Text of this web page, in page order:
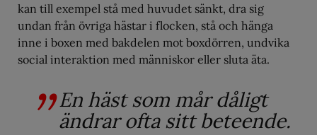
kan till exempel stå med huvudet sänkt, dra sig
undan från övriga hästar i flocken, stå och hänga
inne i boxen med bakdelen mot boxdörren, undvika
social interaktion med människor eller sluta äta.
En häst som mår dåligt
ändrar ofta sitt beteende.